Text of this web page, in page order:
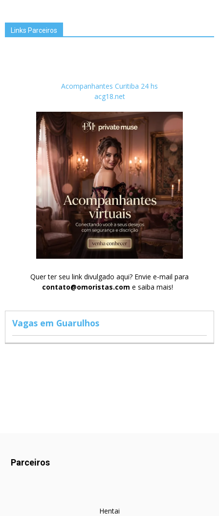
Links Parceiros
Acompanhantes Curitiba 24 hs
acg18.net
Quer ter seu link divulgado aqui? Envie e-mail para
contato@omoristas.com e saiba mais!
Vagas em Guarulhos
Parceiros
Hentai